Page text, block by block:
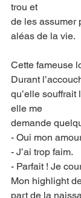
trou et
de les assumer
aléas de la vie.
Cette fameuse
Durant
qu’elle souffrait
elle me
demande
- Oui mon
- J’ai trop faim.
- Parfait ! Je
Mon highlight
part de la